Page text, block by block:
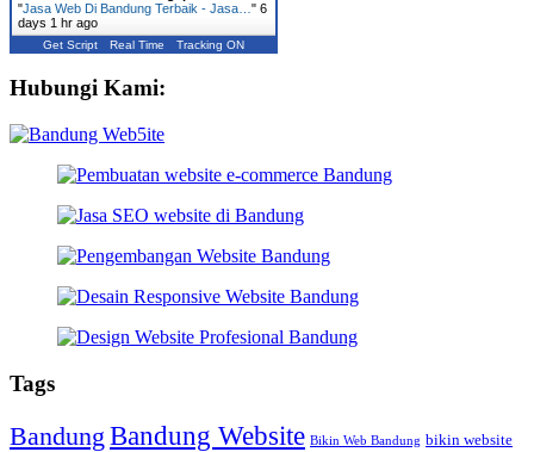
"Jasa Web Di Bandung Terbaik - Jasa… " 6
days 1 hr ago
Get Script Real Time Tracking ON
Hubungi Kami:
Tags
Bandung Bandung Website Bikin Web Bandung bikin website